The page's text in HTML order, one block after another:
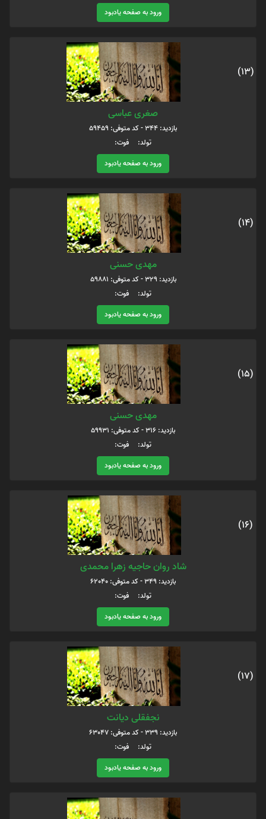
ورود به صفحه یادبود
(13)
صغری عباسی
بازدید: 344 - کد متوفی: 59459
تولد: فوت:
ورود به صفحه یادبود
(14)
مهدی حسنی
بازدید: 329 - کد متوفی: 59881
تولد: فوت:
ورود به صفحه یادبود
(15)
مهدی حسنی
بازدید: 316 - کد متوفی: 59931
تولد: فوت:
ورود به صفحه یادبود
(16)
شاد روان حاجیه زهرا محمدی
بازدید: 349 - کد متوفی: 62040
تولد: فوت:
ورود به صفحه یادبود
(17)
نجفقلی دیانت
بازدید: 339 - کد متوفی: 63047
تولد: فوت:
ورود به صفحه یادبود